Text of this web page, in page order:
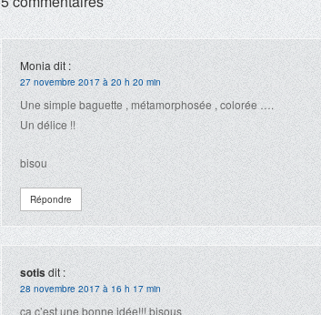
Moniadit :
27 novembre 2017 à 20 h 20 min
Une simple baguette , métamorphosée , colorée ….
Un délice !!
bisou
Répondre
sotisdit :
28 novembre 2017 à 16 h 17 min
ça c’est une bonne idée!!! bisous